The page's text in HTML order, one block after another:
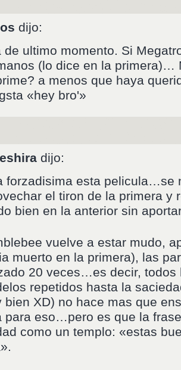
dijo:
de ultimo momento. Si
(lo dice en la primera)…
a menos que haya
«hey bro'»
dijo:
forzadisima esta pelicula…se
el tiron de la primera y
bien en la anterior sin
vuelve a estar mudo,
muerto en la primera), las
20 veces…es decir, todos
repetidos hasta la
bien XD) no hace mas que
para eso…pero es que la
como un templo: «estas